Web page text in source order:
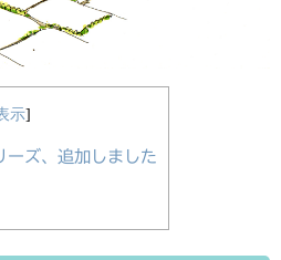
示]
ーズ、追加しました